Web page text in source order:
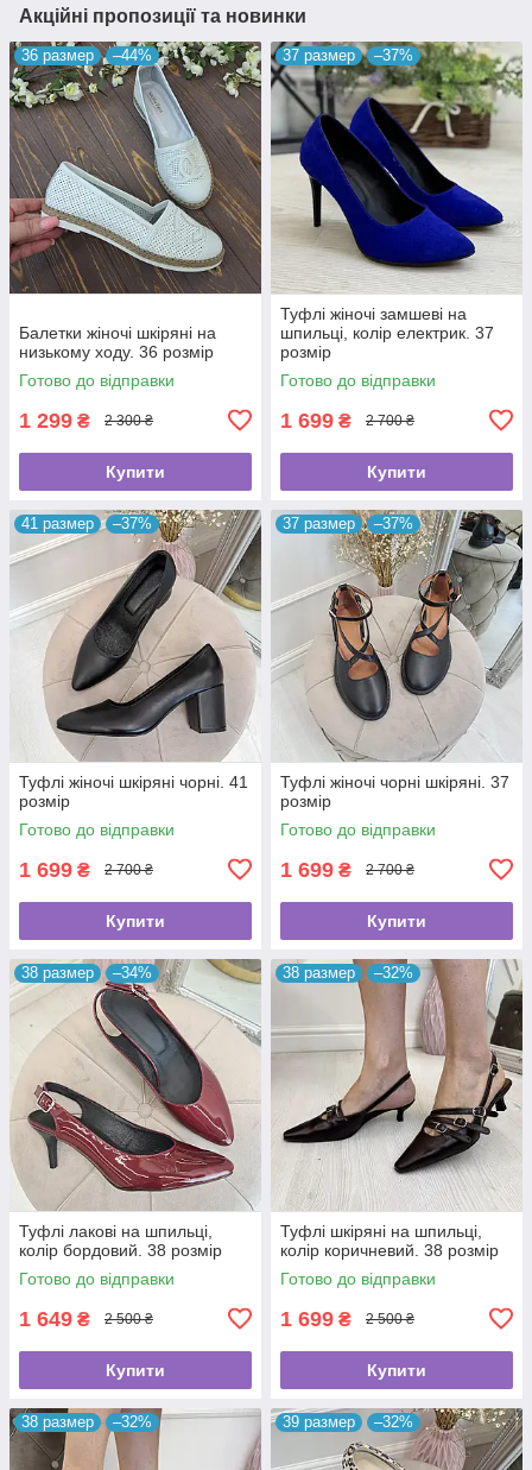
Акційні пропозиції та новинки
36 размер –44%
Балетки жіночі шкіряні на
низькому ходу. 36 розмір
Готово до відправки
1 299 ₴ 2 300 ₴
Купити
37 размер –37%
Туфлі жіночі замшеві на
шпильці, колір електрик. 37
розмір
Готово до відправки
1 699 ₴ 2 700 ₴
Купити
41 размер –37%
Туфлі жіночі шкіряні чорні. 41
розмір
Готово до відправки
1 699 ₴ 2 700 ₴
Купити
37 размер –37%
Туфлі жіночі чорні шкіряні. 37
розмір
Готово до відправки
1 699 ₴ 2 700 ₴
Купити
38 размер –34%
Туфлі лакові на шпильці,
колір бордовий. 38 розмір
Готово до відправки
1 649 ₴ 2 500 ₴
Купити
38 размер –32%
Туфлі шкіряні на шпильці,
колір коричневий. 38 розмір
Готово до відправки
1 699 ₴ 2 500 ₴
Купити
38 размер –32% 39 размер –32%